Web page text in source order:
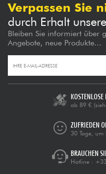
Verpassen Sie
durch Erhalt
Bleiben Sie informiert über
Angebote, neue Produkte...
ab 89 €
ZUFRIEDEN
30 Tage,
BRAUCHEN
Hotline :